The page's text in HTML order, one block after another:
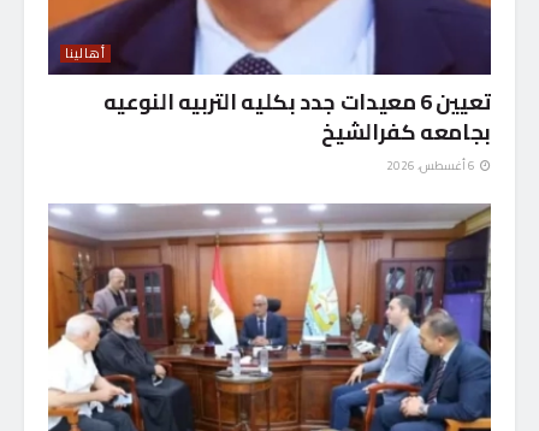
أهالينا
تعيين 6 معيدات جدد بكليه التربيه النوعيه
بجامعه كفرالشيخ